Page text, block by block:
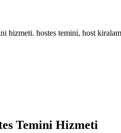
hizmeti. hostes temini, host
Temini Hizmeti